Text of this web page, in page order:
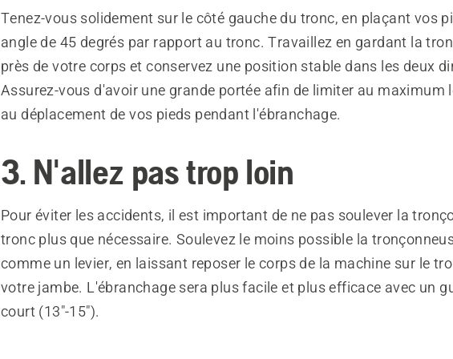
Tenez-vous solidement sur le côté gauche du tronc, en plaçant vos
angle de 45 degrés par rapport au tronc. Travaillez en gardant la
près de votre corps et conservez une position stable dans les deux
Assurez-vous d'avoir une grande portée afin de limiter au maximum
au déplacement de vos pieds pendant l'ébranchage.
3. N'allez pas trop loin
Pour éviter les accidents, il est important de ne pas soulever la
tronc plus que nécessaire. Soulevez le moins possible la
comme un levier, en laissant reposer le corps de la machine sur le
votre jambe. L'ébranchage sera plus facile et plus efficace avec un
court (13"-15").